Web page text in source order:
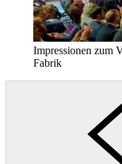
Impressionen zum
Fabrik